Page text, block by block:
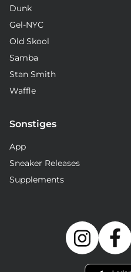
Dunk
Gel-NYC
Old Skool
Samba
Stan Smith
Waffle
Sonstiges
App
Sneaker Releases
Supplements